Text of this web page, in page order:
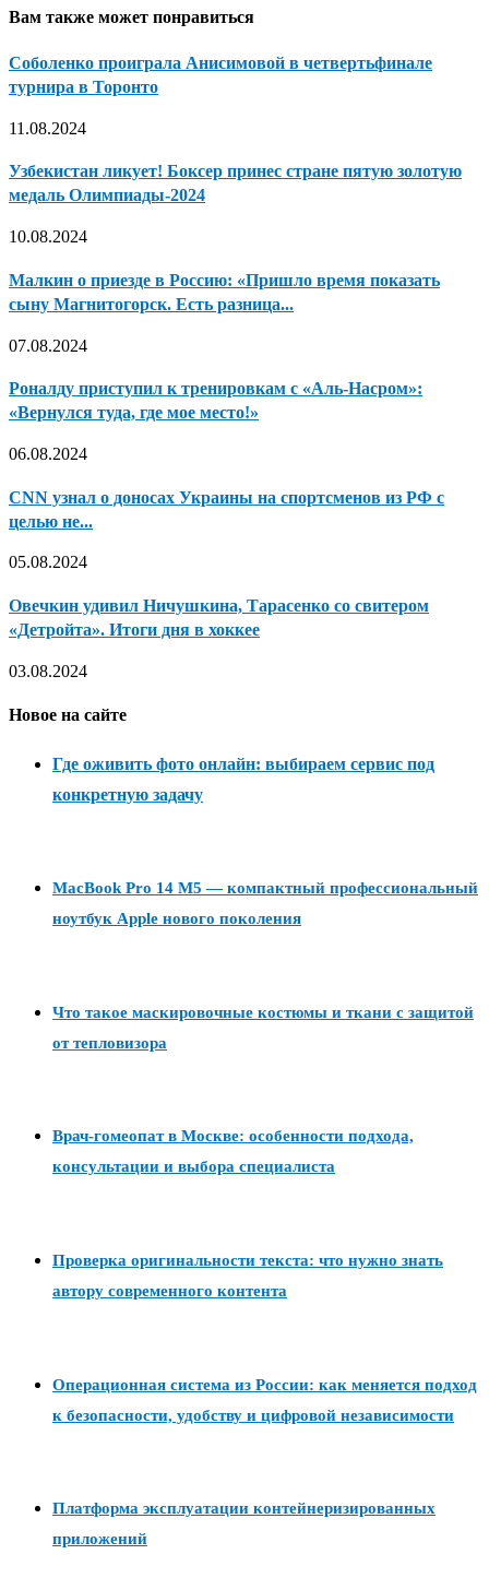
Вам также может понравиться
Соболенко проиграла Анисимовой в четвертьфинале
турнира в Торонто
11.08.2024
Узбекистан ликует! Боксер принес стране пятую золотую
медаль Олимпиады-2024
10.08.2024
Малкин о приезде в Россию: «Пришло время показать
сыну Магнитогорск. Есть разница...
07.08.2024
Роналду приступил к тренировкам с «Аль-Насром»:
«Вернулся туда, где мое место!»
06.08.2024
CNN узнал о доносах Украины на спортсменов из РФ с
целью не...
05.08.2024
Овечкин удивил Ничушкина, Тарасенко со свитером
«Детройта». Итоги дня в хоккее
03.08.2024
Новое на сайте
Где оживить фото онлайн: выбираем сервис под
конкретную задачу
MacBook Pro 14 M5 — компактный профессиональный
ноутбук Apple нового поколения
Что такое маскировочные костюмы и ткани с защитой
от тепловизора
Врач-гомеопат в Москве: особенности подхода,
консультации и выбора специалиста
Проверка оригинальности текста: что нужно знать
автору современного контента
Операционная система из России: как меняется подход
к безопасности, удобству и цифровой независимости
Платформа эксплуатации контейнеризированных
приложений